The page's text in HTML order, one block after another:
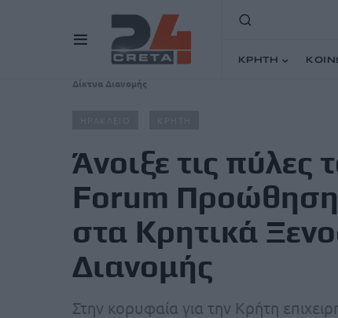
ΚΡΗΤΗ
Δίκτυα Διανομής
Άνοιξε τις πύλες
Forum
στα Κρητικά
Διανομής
Στην κορυφαία για την Κρήτη